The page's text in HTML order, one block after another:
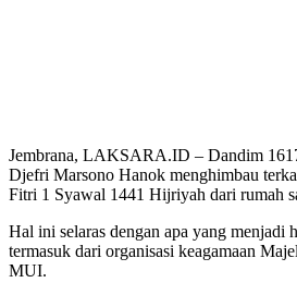
Jembrana, LAKSARA.ID – Dandim
Djefri Marsono Hanok menghimbau
Fitri 1 Syawal 1441 Hijriyah dari rumah
Hal ini selaras dengan apa yang menjadi
termasuk dari organisasi keagamaan
MUI.